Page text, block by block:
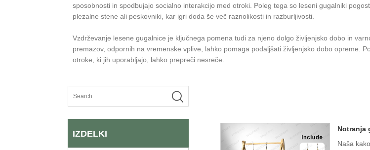
sposobnosti in spodbujajo socialno interakcijo med otroki. Poleg tega so leseni gugalniki
plezalne stene ali peskovniki, kar igri doda še več raznolikosti in razburljivosti.
Vzdrževanje lesene gugalnice je ključnega pomena tudi za njeno dolgo življenjsko dobo in
premazov, odpornih na vremenske vplive, lahko pomaga podaljšati življenjsko dobo opreme.
otroke, ki jih uporabljajo, lahko prepreči nesreče.
IZDELKI
Notranja
Naša